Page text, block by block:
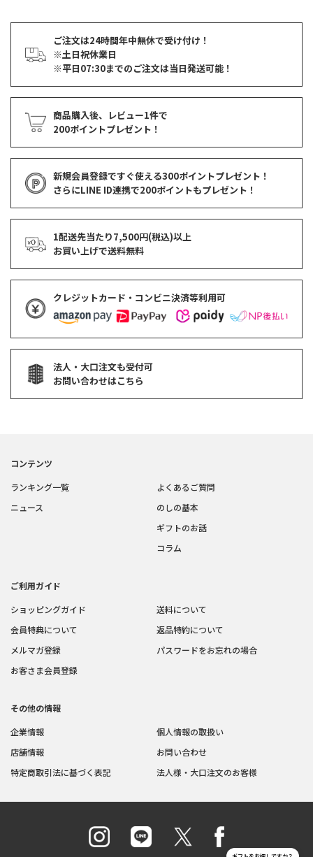
ご注文は24時間年中無休で受け付け！
※土日祝休業日
※平日07:30までのご注文は当日発送可能！
商品購入後、レビュー1件で
200ポイントプレゼント！
新規会員登録ですぐ使える300ポイントプレゼント！
さらにLINE ID連携で200ポイントもプレゼント！
1配送先当たり7,500円(税込)以上
お買い上げで送料無料
クレジットカード・コンビニ決済等利用可
法人・大口注文も受付可
お問い合わせはこちら
コンテンツ
ランキング一覧
ニュース
よくあるご質問
のしの基本
ギフトのお話
コラム
ご利用ガイド
ショッピングガイド
会員特典について
メルマガ登録
お客さま会員登録
送料について
返品特約について
パスワードをお忘れの場合
その他の情報
企業情報
店舗情報
特定商取引法に基づく表記
個人情報の取扱い
お問い合わせ
法人様・大口注文のお客様